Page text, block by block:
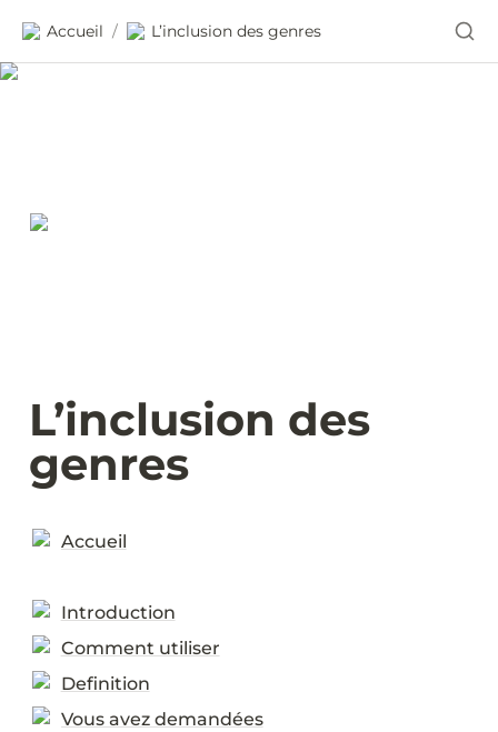
Accueil / L’inclusion des genres
L’inclusion des
genres
Accueil
Introduction
Comment utiliser
Definition
Vous avez demandées